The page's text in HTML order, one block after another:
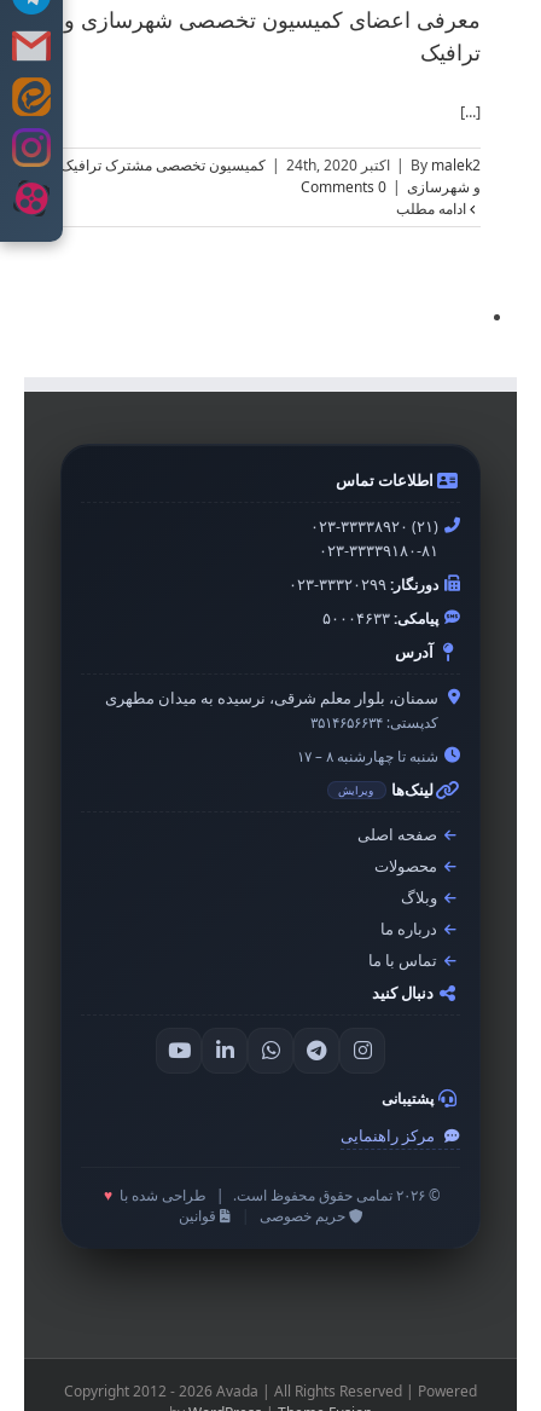
content
معرفی اعضای کمیسیون تخصصی شهرسازی و
ترافیک
[...]
By malek2
| اکتبر 24th, 2020 | کمیسیون تخصصی مشترک ترافیک
و شهرسازی |
0 Comments
ادامه مطلب
اطلاعات تماس
۰۲۳-۳۳۳۳۸۹۲۰ (۲۱)
۰۲۳-۳۳۳۳۹۱۸۰-۸۱
دورنگار:۰۲۳-۳۳۳۲۰۲۹۹
پیامکی:۵۰۰۰۴۶۳۳
آدرس
سمنان، بلوار معلم شرقی، نرسیده به میدان مطهری
کدپستی: ۳۵۱۴۶۵۶۶۳۴
شنبه تا چهارشنبه ۸ – ۱۷
لینک‌ها ویرایش
صفحه اصلی
محصولات
وبلاگ
درباره ما
تماس با ما
دنبال کنید
پشتیبانی
مرکز راهنمایی
© ۲۰۲۶ تمامی حقوق محفوظ است. طراحی شده با ♥
حریم خصوصی
قوانین
Copyright 2012 - 2026 Avada | All Rights Reserved | Powered